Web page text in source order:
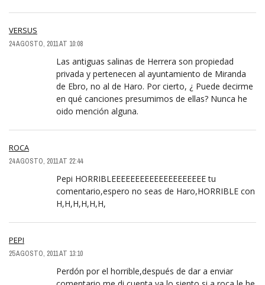
VERSUS
24 AGOSTO, 2011 AT 10:08
Las antiguas salinas de Herrera son propiedad
privada y pertenecen al ayuntamiento de Miranda
de Ebro, no al de Haro. Por cierto, ¿ Puede decirme
en qué canciones presumimos de ellas? Nunca he
oido mención alguna.
ROCA
24 AGOSTO, 2011 AT 22:44
Pepi HORRIBLEEEEEEEEEEEEEEEEEEEE tu
comentario,espero no seas de Haro,HORRIBLE con
H,H,H,H,H,H,
PEPI
25 AGOSTO, 2011 AT 13:10
Perdón por el horrible,después de dar a enviar